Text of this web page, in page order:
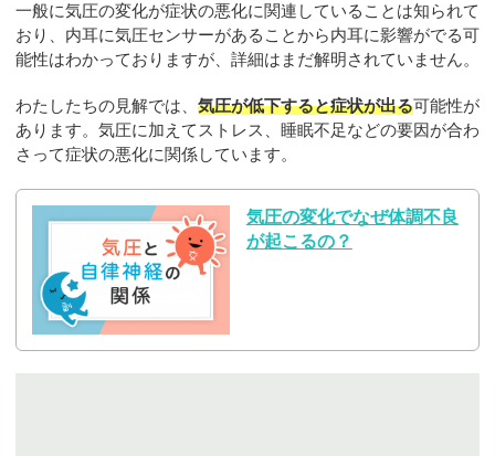
一般に気圧の変化が症状の悪化に関連していることは知られて
おり、内耳に気圧センサーがあることから内耳に影響がでる可
能性はわかっておりますが、詳細はまだ解明されていません。
わたしたちの見解では、 気圧が低下すると症状が出る可能性が
あります。気圧に加えてストレス、睡眠不足などの要因が合わ
さって症状の悪化に関係しています。
気圧の変化でなぜ体調不良
が起こるの？